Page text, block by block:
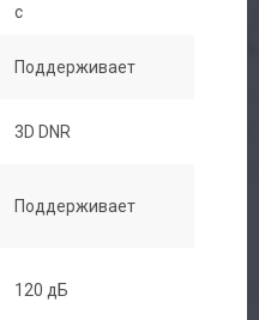
с
Поддерживает
3D DNR
Поддерживает
120 дБ